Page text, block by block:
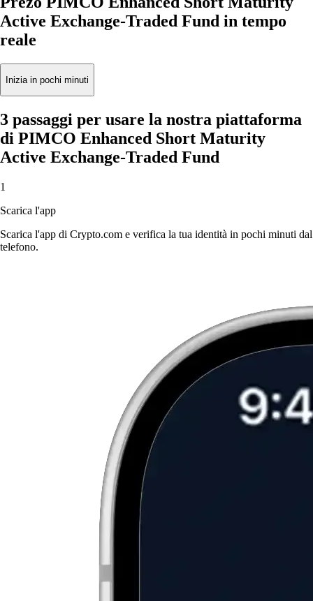
Active Exchange-Traded Fund in tempo
reale
Inizia in pochi minuti
3 passaggi per usare la nostra piattaforma
di PIMCO Enhanced Short Maturity
Active Exchange-Traded Fund
1
Scarica l'app
Scarica l'app di Crypto.com e verifica la tua identità in pochi minuti dal
telefono.